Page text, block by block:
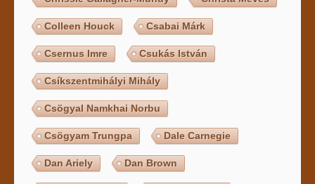
Colleen Houck Csabai Márk
Csernus Imre Csukás István
Csíkszentmihályi Mihály
Csögyal Namkhai Norbu
Csögyam Trungpa Dale Carnegie
Dan Ariely Dan Brown